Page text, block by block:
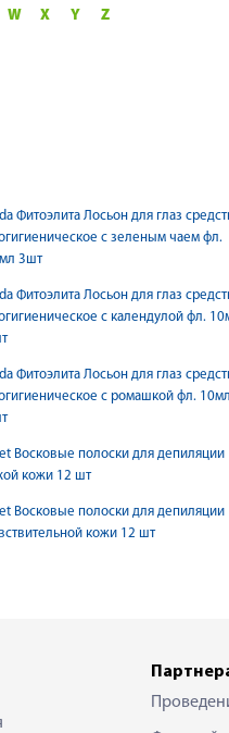
W X Y Z
Фитоэлита Лосьон для глаз
с зеленым чаем фл.
3шт
Фитоэлита Лосьон для глаз
с календулой фл.
Фитоэлита Лосьон для глаз
с ромашкой фл. 10мл
Восковые полоски для депиляции
кожи 12 шт
Восковые полоски для депиляции
кожи 12 шт